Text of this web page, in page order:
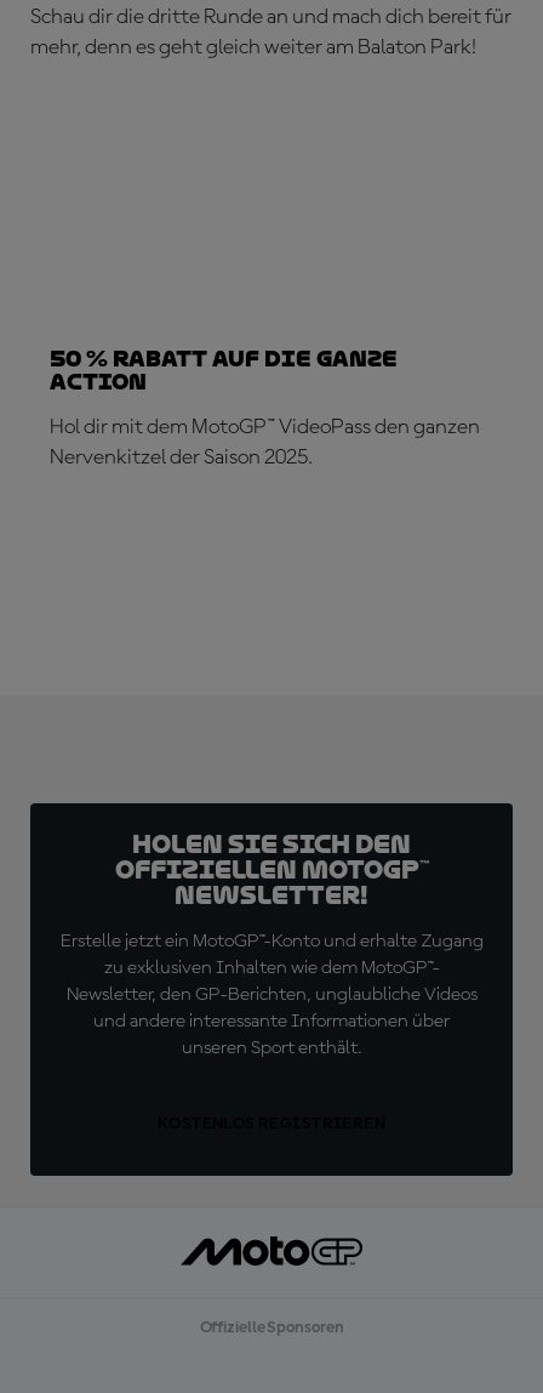
Schau dir die dritte Runde an und mach dich bereit für
mehr, denn es geht gleich weiter am Balaton Park!
50 % Rabatt AUF DIE GANZE
ACTION
Hol dir mit dem MotoGP™ VideoPass den ganzen
Nervenkitzel der Saison 2025.
Holen Sie sich den
offiziellen MotoGP™
Newsletter!
Erstelle jetzt ein MotoGP™-Konto und erhalte Zugang
zu exklusiven Inhalten wie dem MotoGP™-
Newsletter, den GP-Berichten, unglaubliche Videos
und andere interessante Informationen über
unseren Sport enthält.
Offizielle Sponsoren